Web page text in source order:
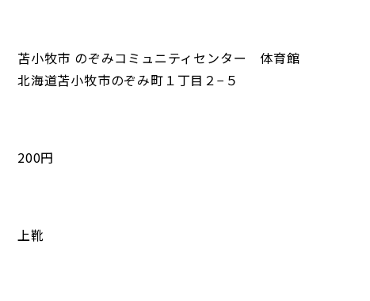
苫小牧市 のぞみコミュニティセンター 体育館
北海道苫小牧市のぞみ町１丁目２−５
200円
上靴